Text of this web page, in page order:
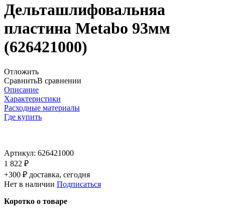
Дельташлифовальняа
пластина Metabo 93мм
(626421000)
Отложить
СравнитьВ сравнении
Описание
Характеристики
Расходные материалы
Где купить
Артикул: 626421000
1 822 ₽
+300 ₽ доставка, сегодня
Нет в наличии Подписаться
Коротко о товаре